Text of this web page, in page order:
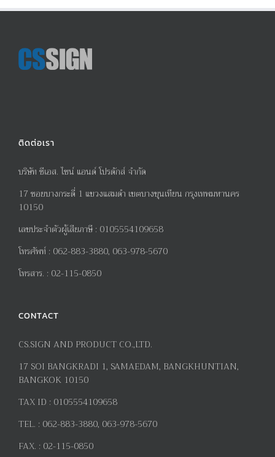
ติดต่อเรา
บริษัท ซีเอส. ไซน์ แอนด์ โปรดักส์ จำกัด
17ซอยบางกระดี่ 1 แขวงแสมดำ เขตบางขุนเทียน กรุงเทพมหานคร
10150
เลขประจำตัวผู้เสียภาษี : 0105554109658
โทรศัพท์ : 062-883-3880, 063-978-5670
โทรสาร. : 02-115-0850
CONTACT
CS.SIGN AND PRODUCT CO.,LTD.
17 SOI BANGKRADI 1, SAMAEDAM, BANGKHUNTIAN,
BANGKOK 10150
TAX ID : 0105554109658
TEL. : 062-883-3880, 063-978-5670
FAX. : 02-115-0850